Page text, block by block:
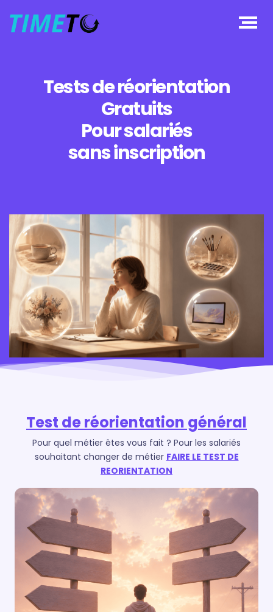
Tests de réorientation
Gratuits
Pour salariés
sans inscription
Test de réorientation général
Pour quel métier êtes vous fait ? Pour les salariés
souhaitant changer de métier FAIRE LE TEST DE
REORIENTATION